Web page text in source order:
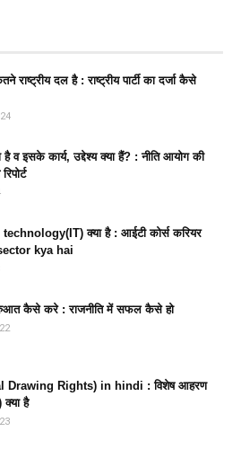
राष्ट्रीय दल है : राष्ट्रीय पार्टी का दर्जा कैसे
है व इसके कार्य, उद्देश्य क्या हैं? : नीति आयोग की
क्या है : आईटी कोर्स करियर
kya hai
कैसे करे : राजनीति में सफल कैसे हो
Drawing Rights) in hindi : विशेष आहरण
क्या है